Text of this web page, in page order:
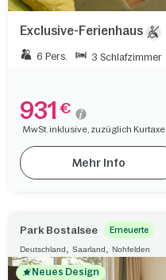
Exclusive-Ferienhaus
6 Pers. 3 Schlafzimmer
931 €
MwSt. inklusive, zuzüglich Kurtaxe.
Mehr Info
Park Bostalsee Erneuerte
Deutschland Saarland Nohfelden
Neues Design